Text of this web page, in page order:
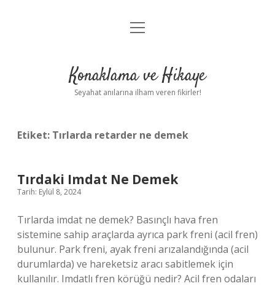
Anasayfa
Yasal Uyarı
menüyü
Konaklama ve Hikaye
Seyahat anılarına ilham veren fikirler!
Etiket: Tırlarda retarder ne demek
Tırdaki Imdat Ne Demek
Tarih: Eylül 8, 2024
Tırlarda imdat ne demek? Basınçlı hava fren
sistemine sahip araçlarda ayrıca park freni (acil fren)
bulunur. Park freni, ayak freni arızalandığında (acil
durumlarda) ve hareketsiz aracı sabitlemek için
kullanılır. Imdatlı fren körüğü nedir? Acil fren odaları